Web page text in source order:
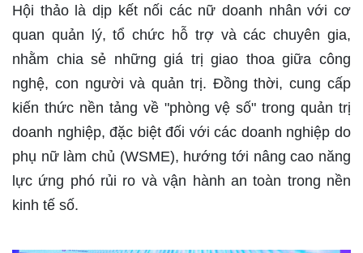
Hội thảo là dịp kết nối các nữ doanh nhân với cơ
quan quản lý, tổ chức hỗ trợ và các chuyên gia,
nhằm chia sẻ những giá trị giao thoa giữa công
nghệ, con người và quản trị. Đồng thời, cung cấp
kiến thức nền tảng về "phòng vệ số" trong quản trị
doanh nghiệp, đặc biệt đối với các doanh nghiệp do
phụ nữ làm chủ (WSME), hướng tới nâng cao năng
lực ứng phó rủi ro và vận hành an toàn trong nền
kinh tế số.